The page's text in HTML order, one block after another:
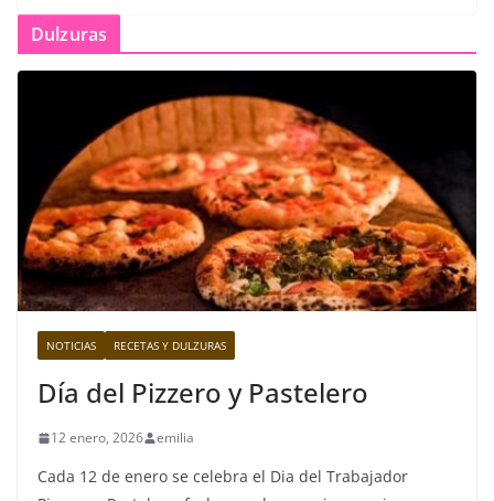
Dulzuras
NOTICIAS RECETAS Y DULZURAS
Día del Pizzero y Pastelero
12 enero, 2026 emilia
Cada 12 de enero se celebra el Dia del Trabajador